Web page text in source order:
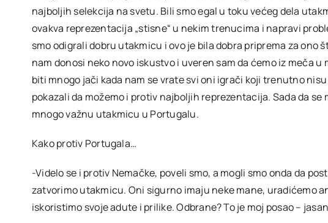
najboljih selekcija na svetu. Bili smo egal u toku većeg dela
ovakva reprezentacija „stisne“ u nekim trenucima i napravi
smo odigrali dobru utakmicu i ovo je bila dobra priprema za ono
nam donosi neko novo iskustvo i uveren sam da ćemo iz meča
biti mnogo jači kada nam se vrate svi oni igrači koji trenutno
pokazali da možemo i protiv najboljih reprezentacija. Sada da se
mnogo važnu utakmicu u Portugalu.
Kako protiv Portugala…
-Videlo se i protiv Nemačke, poveli smo, a mogli smo onda da
zatvorimo utakmicu. Oni sigurno imaju neke mane, uradićemo
iskoristimo svoje adute i prilike. Odbrane? To je moj posao –